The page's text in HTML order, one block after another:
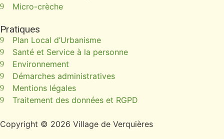
Micro-crèche
Pratiques
Plan Local d’Urbanisme
Santé et Service à la personne
Environnement
Démarches administratives
Mentions légales
Traitement des données et RGPD
Copyright © 2026 Village de Verquières